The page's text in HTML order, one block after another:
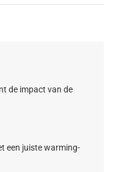
de impact van de
een juiste warming-